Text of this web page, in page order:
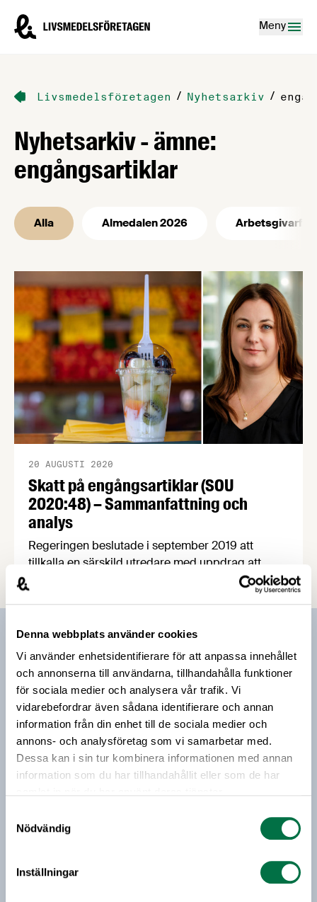
Denna webbplats använder cookies
Vi använder enhetsidentifierare för att anpassa innehållet
och annonserna till användarna, tillhandahålla funktioner
för sociala medier och analysera vår trafik. Vi
vidarebefordrar även sådana identifierare och annan
information från din enhet till de sociala medier och
annons- och analysföretag som vi samarbetar med.
Dessa kan i sin tur kombinera informationen med annan
information som du har tillhandahållit eller som de har
Nödvändig
Inställningar
Livsmedelsföretagen – till startsidan
Meny
Livsmedelsföretagen / Nyhetsarkiv /
Nyhetsarkiv - ämne:
engångsartiklar
Alla Almedalen 2026
Skatt på engångsartiklar (SOU
2020:48) – Sammanfattning och
analys
20 AUGUSTI 2020
Regeringen beslutade i september 2019 att
tillkalla en särskild utredare med uppdrag att
lämna förslag på hur en skatt för att minska
negativa miljöeffekter av engångsartiklar kan
utredare Anders Bengtsson utredningens
sammanfattning och analys av Sara Sundquist,
näringspolitisk expert på Livsmedelsföretagen.
Prenumerera på vårt nyhetsbrev
Vårt nyhetsbrev kommer ut 3-4 gånger i månaden och
riktar sig till alla med ett intresse för
livsmedelsföretagande och den svenska
livsmedelsbranschen. När du anmäler dig till vårt
nyhetsbrev godkänner du Livsmedelsföretagens
hantering av personuppgifter.
till min inkorg. Livsmedelsföretagen ska inte dela eller
sälja min personliga information. Jag kan när som helst